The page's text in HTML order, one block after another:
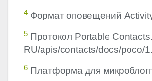
4 Формат оповещений
5 Протокол Portable
RU/apis/contacts/docs/poco/
6 Платформа для